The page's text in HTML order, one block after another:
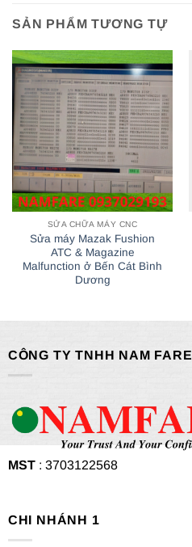
SẢN PHẨM TƯƠNG TỰ
SỬA CHỮA MÁY CNC
Sửa máy Mazak Fushion
ATC & Magazine
Malfunction ở Bến Cát Bình
Dương
CÔNG TY TNHH NAM FARE
MST: 3703122568
CHI NHÁNH 1